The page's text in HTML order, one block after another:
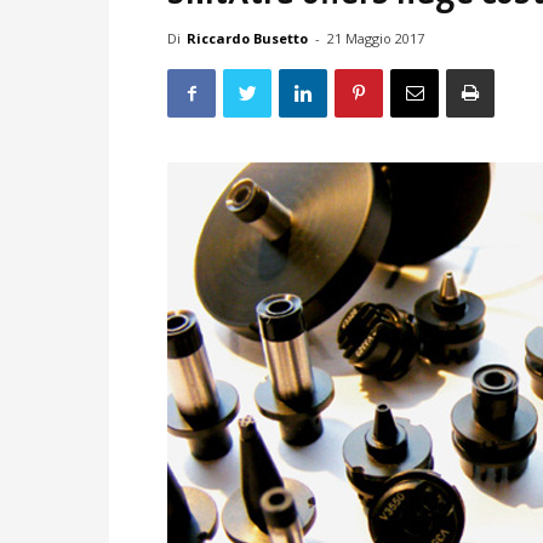
Di Riccardo Busetto - 21 Maggio 2017